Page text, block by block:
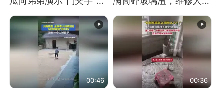
教！
洗衣机自爆
00:46 00:36